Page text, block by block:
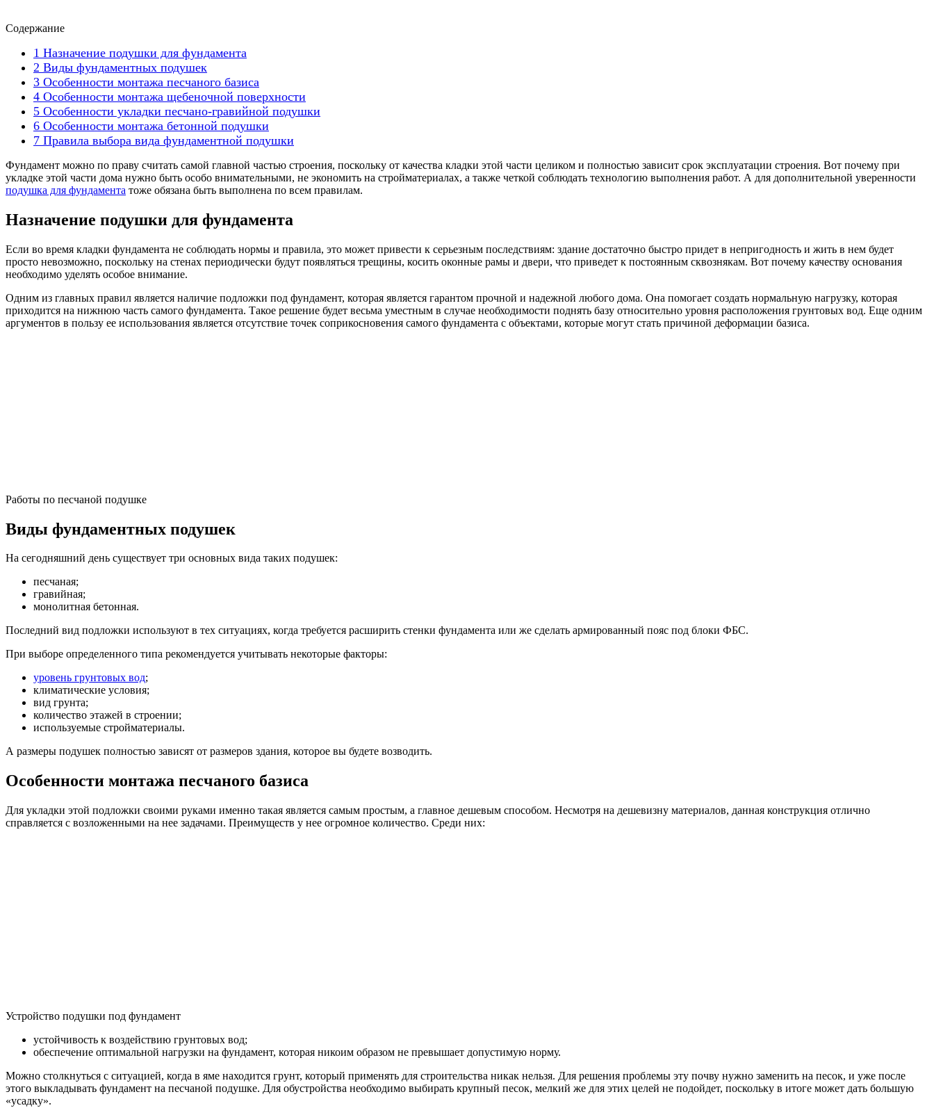
Содержание
1 Назначение подушки для фундамента
2 Виды фундаментных подушек
3 Особенности монтажа песчаного базиса
4 Особенности монтажа щебеночной поверхности
5 Особенности укладки песчано-гравийной подушки
6 Особенности монтажа бетонной подушки
7 Правила выбора вида фундаментной подушки
Фундамент можно по праву считать самой главной частью строения, поскольку от качества кладки этой части целиком и полностью зависит срок эксплуатации строения. Вот почему при
укладке этой части дома нужно быть особо внимательными, не экономить на стройматериалах, а также четкой соблюдать технологию выполнения работ. А для дополнительной уверенности
подушка для фундамента тоже обязана быть выполнена по всем правилам.
Назначение подушки для фундамента
Если во время кладки фундамента не соблюдать нормы и правила, это может привести к серьезным последствиям: здание достаточно быстро придет в непригодность и жить в нем будет
просто невозможно, поскольку на стенах периодически будут появляться трещины, косить оконные рамы и двери, что приведет к постоянным сквознякам. Вот почему качеству основания
необходимо уделять особое внимание.
Одним из главных правил является наличие подложки под фундамент, которая является гарантом прочной и надежной любого дома. Она помогает создать нормальную нагрузку, которая
приходится на нижнюю часть самого фундамента. Такое решение будет весьма уместным в случае необходимости поднять базу относительно уровня расположения грунтовых вод. Еще одним
аргументов в пользу ее использования является отсутствие точек соприкосновения самого фундамента с объектами, которые могут стать причиной деформации базиса.
Работы по песчаной подушке
Виды фундаментных подушек
На сегодняшний день существует три основных вида таких подушек:
песчаная;
гравийная;
монолитная бетонная.
Последний вид подложки используют в тех ситуациях, когда требуется расширить стенки фундамента или же сделать армированный пояс под блоки ФБС.
При выборе определенного типа рекомендуется учитывать некоторые факторы:
уровень грунтовых вод;
климатические условия;
вид грунта;
количество этажей в строении;
используемые стройматериалы.
А размеры подушек полностью зависят от размеров здания, которое вы будете возводить.
Особенности монтажа песчаного базиса
Для укладки этой подложки своими руками именно такая является самым простым, а главное дешевым способом. Несмотря на дешевизну материалов, данная конструкция отлично
справляется с возложенными на нее задачами. Преимуществ у нее огромное количество. Среди них:
Устройство подушки под фундамент
устойчивость к воздействию грунтовых вод;
обеспечение оптимальной нагрузки на фундамент, которая никоим образом не превышает допустимую норму.
Можно столкнуться с ситуацией, когда в яме находится грунт, который применять для строительства никак нельзя. Для решения проблемы эту почву нужно заменить на песок, и уже после
этого выкладывать фундамент на песчаной подушке. Для обустройства необходимо выбирать крупный песок, мелкий же для этих целей не подойдет, поскольку в итоге может дать большую
«усадку».